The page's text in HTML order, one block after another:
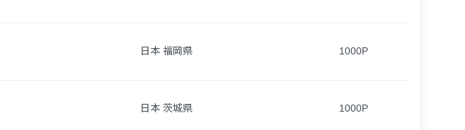
日本 福岡県 1000P
日本 茨城県 1000P